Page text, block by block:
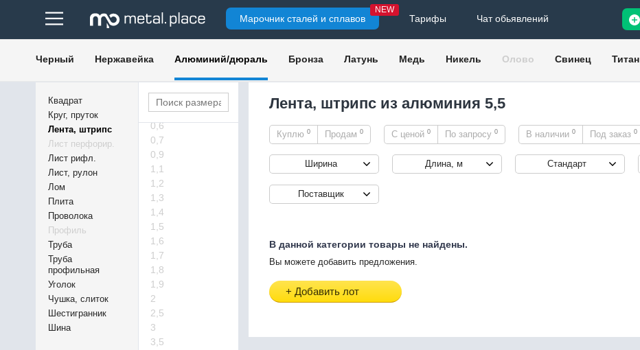
Марочник сталей и сплавов
NEW
Тарифы Чат обьявлений
Черный Нержавейка Алюминий/дюраль Бронза Латунь Медь Никель Олово Свинец Титан
Квадрат
Круг, пруток
Лента, штрипс
Лист перфорир.
Лист рифл.
Лист, рулон
Лом
Плита
Проволока
Профиль
Труба
Труба
профильная
Уголок
Чушка, слиток
Шестигранник
Шина
0,5
0,25
0,3
0,4
0,6
0,7
0,9
1,1
1,2
1,3
1,4
1,5
1,6
1,7
1,8
1,9
2
2,5
3
3,5
Лента, штрипс из алюминия 5,5
Куплю 0 Продам 0 С ценой 0 По запросу 0 В наличии 0 Под заказ 0
Ширина Длина, м Стандарт
Поставщик
В данной категории товары не найдены.
Вы можете добавить предложения.
+ Добавить лот